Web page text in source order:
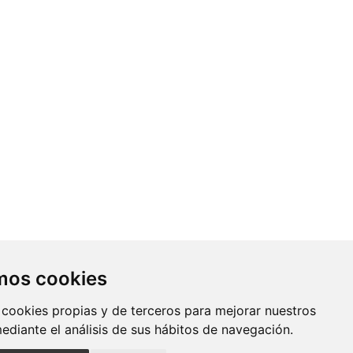
cookies
propias y de terceros para mejorar nuestros
el análisis de sus hábitos de navegación.
Contacto
Av. Monforte de Lemos, 3-5. Pabellón
11. Planta 0 28029 Madrid
info@ciberisciii.es